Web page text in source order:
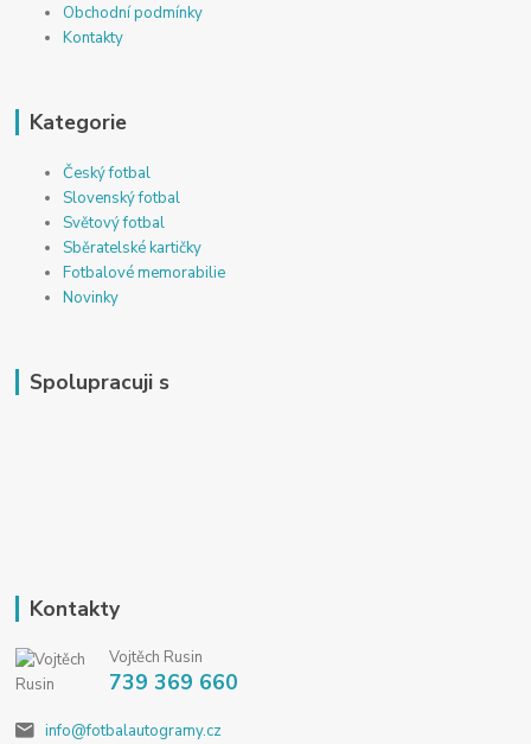
Obchodní podmínky
Kontakty
Kategorie
Český fotbal
Slovenský fotbal
Světový fotbal
Sběratelské kartičky
Fotbalové memorabilie
Novinky
Spolupracuji s
Kontakty
Vojtěch Rusin
739 369 660
info@fotbalautogramy.cz